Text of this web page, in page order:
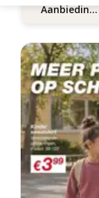
Aanbiedingen